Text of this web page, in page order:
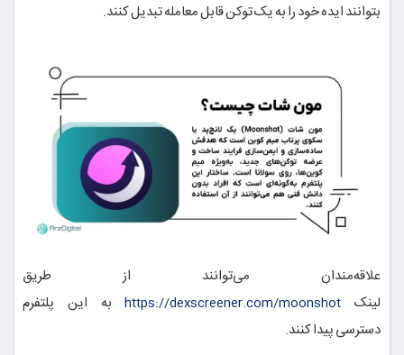
بتوانند ایده خود را به یک توکن قابل معامله تبدیل کنند.
علاقه‌مندان می‌توانند از طریق
لینک https://dexscreener.com/moonshotبه این پلتفرم
دسترسی پیدا کنند.